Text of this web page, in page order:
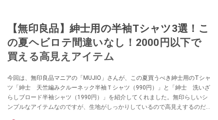
【無印良品】紳士用の半袖Tシャツ3選！こ
の夏ヘビロテ間違いなし！2000円以下で
買える高見えアイテム
今回は、無印良品マニアの「MUJIO」さんが、この夏買うべき紳士用のTシャ
ツ「紳士 天竺編みクルーネック半袖Ｔシャツ（990円）」と「紳士 洗いざ
らしブロード半袖シャツ（1990円）」を紹介してくれました。無印らしいシ
ンプルなアイテムなのですが、生地がしっかりしているので高見えするのだ